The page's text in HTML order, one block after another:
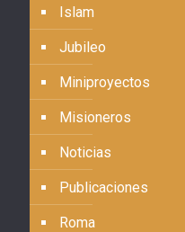
Islam
Jubileo
Miniproyectos
Misioneros
Noticias
Publicaciones
Roma